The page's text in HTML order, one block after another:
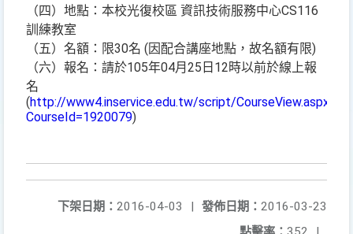
（四）地點：本校光復校區 資訊技術服務中心CS116
訓練教室
（五）名額：限30名 (因配合講座地點，故名額有限)
（六）報名：請於105年04月25日12時以前於線上報
名
(http://www4.inservice.edu.tw/script/CourseView.aspx?
CourseId=1920079)
發佈日期： 2016-03-23
下架日期： 2016-04-03
|